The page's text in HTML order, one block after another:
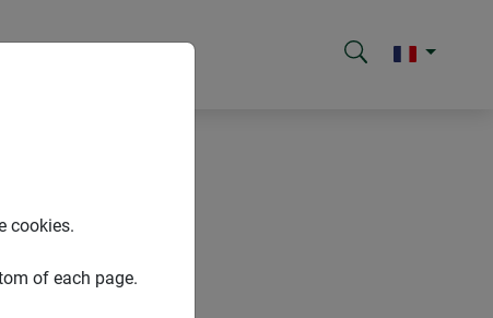
cookies.
of each page.